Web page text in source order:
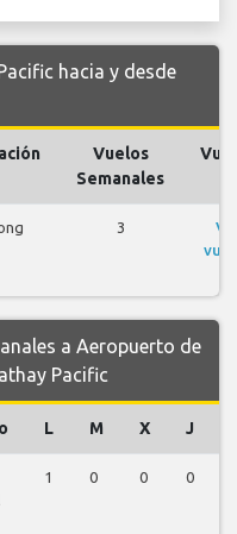
hacia y desde
Vuelos
Semanales
3
a Aeropuerto de
Pacific
L M X J
1 0 0 0